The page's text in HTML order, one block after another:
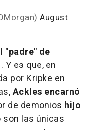
August
"padre" de
. Y es que, en
por Kripke en
Ackles encarnó
de demonios hijo
son las únicas